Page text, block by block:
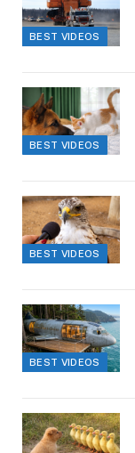
BEST VIDEOS
BEST VIDEOS
BEST VIDEOS
BEST VIDEOS